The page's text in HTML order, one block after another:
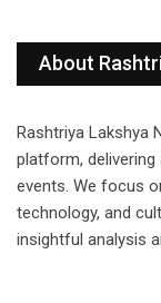
About
Rashtriya Lakshya
platform,
events. We focus
technology, and
insightful analysis